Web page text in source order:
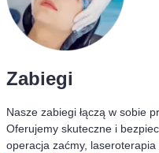
Zabiegi
Nasze zabiegi łączą w sobie
Oferujemy skuteczne i
operacja zaćmy, laseroterapia